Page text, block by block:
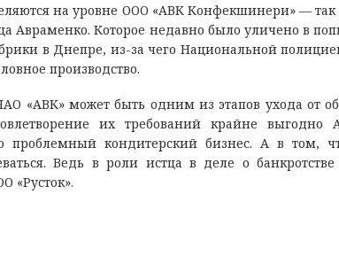
на уровне ООО «АВК Конфекшинери» — так
Авраменко. Которое недавно было уличено в
в Днепре, из-за чего Национальной
производство.
«АВК» может быть одним из этапов ухода от
их требований крайне выгодно
проблемный кондитерский бизнес. А в том,
Ведь в роли истца в деле о банкротстве
«Русток».